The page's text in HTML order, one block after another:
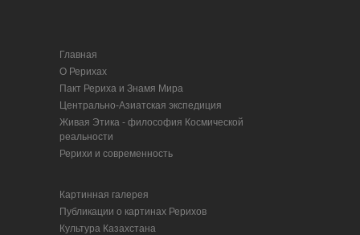
Главная
О Рерихах
Пакт Рериха и Знамя Мира
Центрально-Азиатская экспедиция
Живая Этика - философия Космической
реальности
Рерихи и современность
Картинная галерея
Публикации о картинах Рерихов
Культура Казахстана